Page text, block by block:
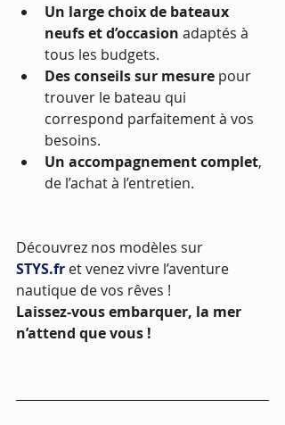
Un large choix de bateaux
neufs et d’occasion adaptés à
tous les budgets.
Des conseils sur mesure pour
trouver le bateau qui
correspond parfaitement à vos
besoins.
Un accompagnement complet,
de l’achat à l’entretien.
Découvrez nos modèles sur
STYS.fr et venez vivre l’aventure
nautique de vos rêves !
Laissez-vous embarquer, la mer
n’attend que vous !